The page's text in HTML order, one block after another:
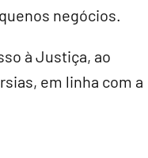
negócios.
à Justiça, ao
em linha com a